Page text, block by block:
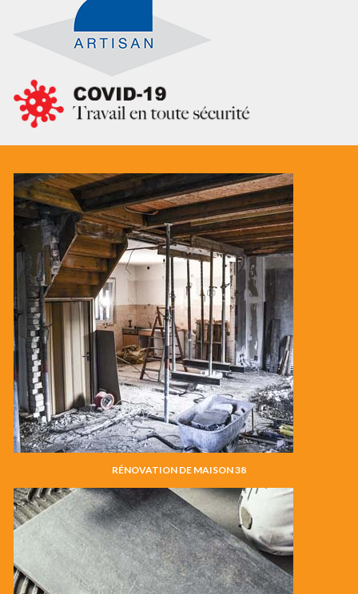
RÉNOVATION DE MAISON 38